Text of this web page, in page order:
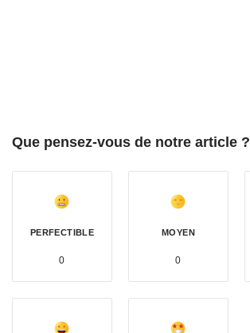
Que pensez-vous de notre article ?
PERFECTIBLE
0
MOYEN
0